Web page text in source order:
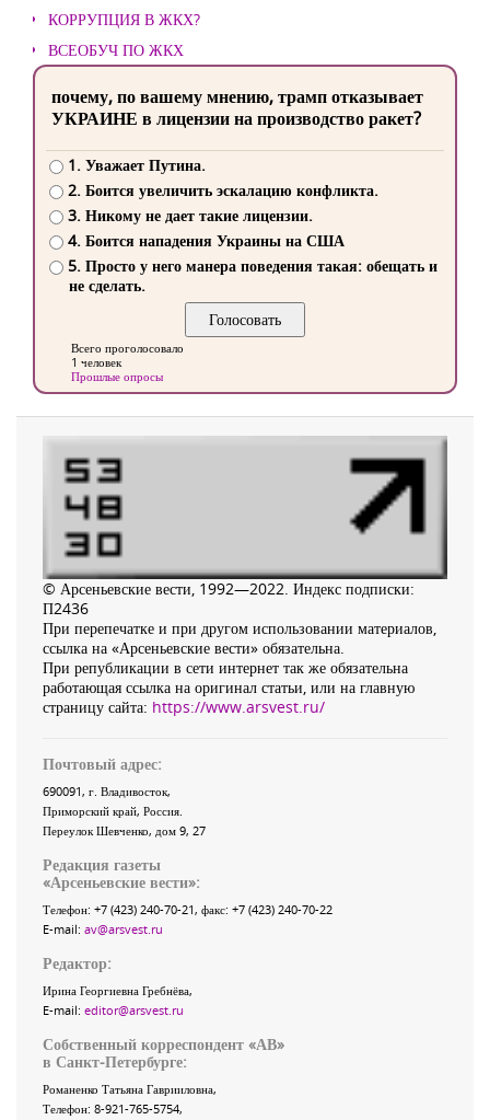
КОРРУПЦИЯ В ЖКХ?
ВСЕОБУЧ ПО ЖКХ
почему, по вашему мнению, трамп отказывает
УКРАИНЕ в лицензии на производство ракет?
1. Уважает Путина.
2. Боится увеличить эскалацию конфликта.
3. Никому не дает такие лицензии.
4. Боится нападения Украины на США
5. Просто у него манера поведения такая: обещать и
не сделать.
Всего проголосовало
1 человек
Прошлые опросы
© Арсеньевские вести, 1992—2022. Индекс подписки:
П2436
При перепечатке и при другом использовании материалов,
ссылка на «Арсеньевские вести» обязательна.
При републикации в сети интернет так же обязательна
работающая ссылка на оригинал статьи, или на главную
страницу сайта: https://www.arsvest.ru/
Почтовый адрес:
690091, г. Владивосток,
Приморский край, Россия
Переулок Шевченко, дом 9, 27
Редакция газеты
«Арсеньевские вести»:
Телефон: +7 (423) 240-70-21, факс: +7 (423) 240-70-22
E-mail: av@arsvest.ru
Редактор:
Ирина Георгиевна Гребнёва,
E-mail: editor@arsvest.ru
Собственный корреспондент «АВ»
в Санкт-Петербурге:
Романенко Татьяна Гаврииловна,
Телефон: 8-921-765-5754,